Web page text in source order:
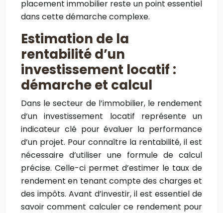
placement immobilier reste un point essentiel
dans cette démarche complexe.
Estimation de la
rentabilité d’un
investissement locatif :
démarche et calcul
Dans le secteur de l’immobilier, le rendement
d’un investissement locatif représente un
indicateur clé pour évaluer la performance
d’un projet. Pour connaître la rentabilité, il est
nécessaire d’utiliser une formule de calcul
précise. Celle-ci permet d’estimer le taux de
rendement en tenant compte des charges et
des impôts. Avant d’investir, il est essentiel de
savoir comment calculer ce rendement pour